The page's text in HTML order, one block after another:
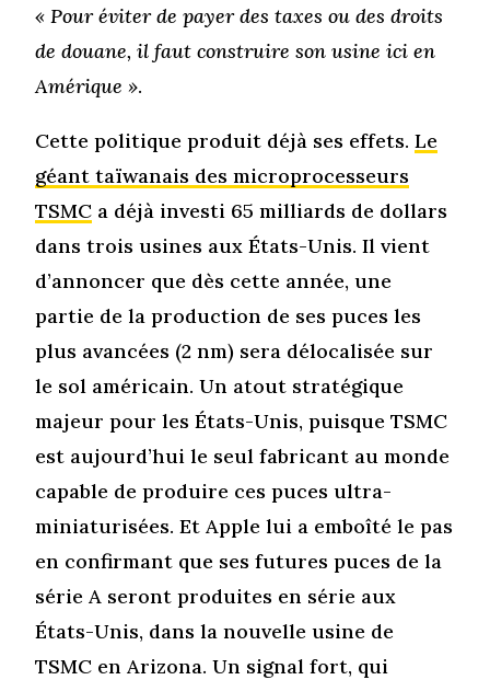
« Pour éviter de payer des taxes ou des droits
de douane, il faut construire son usine ici en
Amérique ».
Cette politique produit déjà ses effets.Le
géant taïwanais des microprocesseurs
TSMC a déjà investi 65 milliards de dollars
dans trois usines aux États-Unis. Il vient
d’annoncer que dès cette année, une
partie de la production de ses puces les
plus avancées (2 nm) sera délocalisée sur
le sol américain. Un atout stratégique
majeur pour les États-Unis, puisque TSMC
est aujourd’hui le seul fabricant au monde
capable de produire ces puces ultra-
miniaturisées. Et Apple lui a emboîté le pas
en confirmant que ses futures puces de la
série A seront produites en série aux
États-Unis, dans la nouvelle usine de
TSMC en Arizona. Un signal fort, qui